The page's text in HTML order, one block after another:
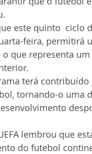
este quinto  ciclo
feira, permitirá
que representa
terá
tornando-o uma
lembrou que
do futebol